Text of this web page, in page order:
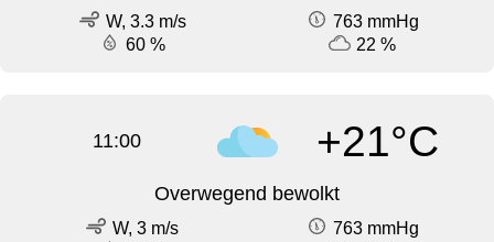
W, 3.3 m/s
763 mmHg
60 %
22 %
11:00 +21°C
Overwegend bewolkt
W, 3 m/s
763 mmHg